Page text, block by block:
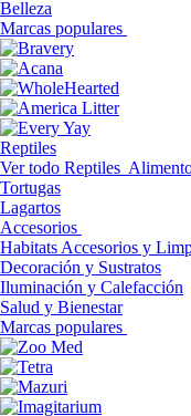
Belleza
Marcas populares
Reptiles
Ver todo Reptiles
Tortugas
Lagartos
Accesorios
Habitats Accesorios y
Decoración y Sustratos
Iluminación y Calefacción
Salud y Bienestar
Marcas populares